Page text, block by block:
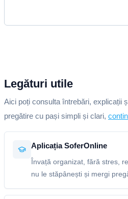
Legături utile
Aici poți consulta întrebări, explicații
pregătire cu pași simpli și clari,
Aplicația SoferOnline
Învață organizat, fără stres,
nu le stăpânești și mergi